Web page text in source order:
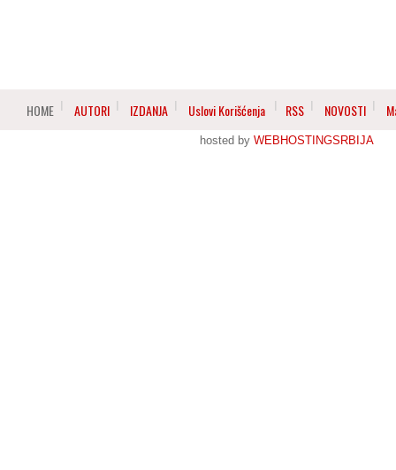
HOME AUTORI IZDANJA Uslovi Korišćenja RSS NOVOSTI
hosted by WEBHOSTINGSRBIJA